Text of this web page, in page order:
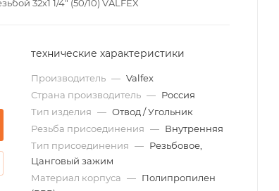
32х1 1/4" (50/10) VALFEX
технические характеристики
Производитель — Valfex
Страна производитель — Россия
Тип изделия — Отвод / Угольник
Резьба присоединения — Внутренняя
Тип присоединения — Резьбовое,
Цанговый зажим
Материал корпуса — Полипропилен